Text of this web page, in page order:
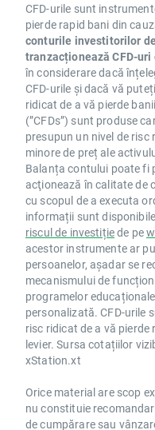
CFD-urile sunt
pierde rapid bani din
conturile investitorilor
tranzacționează CFD-
în considerare dacă
CFD-urile și dacă vă
ridicat de a vă pierde
(”CFDs”) sunt produse
presupun un nivel de
minore de preț ale
Balanța contului poate fi
acţionează în calitate de
cu scopul de a executa
informații sunt
riscul de investițiede pe
acestor instrumente ar
persoanelor, așadar se
mecanismului de
programelor
personalizată. CFD-urile
risc ridicat de a vă
levier. Sursa cotațiilor
xStation.xt
Orice material are scop
nu constituie
de cumpărare sau